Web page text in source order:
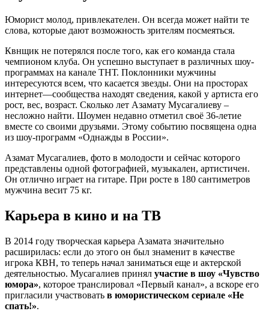
Юморист молод, привлекателен. Он всегда может найти те
слова, которые дают возможность зрителям посмеяться.
Квнщик не потерялся после того, как его команда стала
чемпионом клуба. Он успешно выступает в различных шоу-
программах на канале ТНТ. Поклонники мужчины
интересуются всем, что касается звезды. Они на просторах
интернет—сообщества находят сведения, какой у артиста его
рост, вес, возраст. Сколько лет Азамату Мусагалиеву –
несложно найти. Шоумен недавно отметил своё 36-летие
вместе со своими друзьями. Этому событию посвящена одна
из шоу-программ «Однажды в России».
Азамат Мусагалиев, фото в молодости и сейчас которого
представлены одной фотографией, музыкален, артистичен.
Он отлично играет на гитаре. При росте в 180 сантиметров
мужчина весит 75 кг.
Карьера в кино и на ТВ
В 2014 году творческая карьера Азамата значительно
расширилась: если до этого он был знаменит в качестве
игрока КВН, то теперь начал заниматься еще и актерской
деятельностью. Мусагалиев принял участие в шоу «Чувство
юмора», которое транслировал «Первый канал», а вскоре его
пригласили участвовать в юмористическом сериале «Не
спать!».